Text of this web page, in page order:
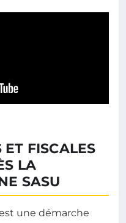
FISCALES
LA
SASU
une démarche